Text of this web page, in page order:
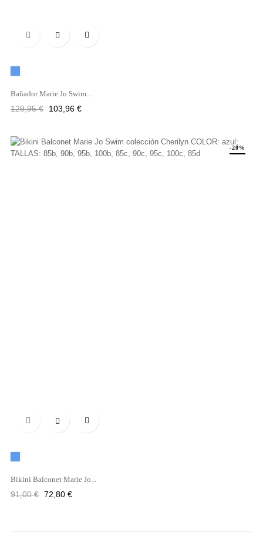

Bañador Marie Jo Swim...
Precio
129,95 € Precio
103,96 €

Bikini Balconet Marie Jo...
Precio
91,00 €
-20%
Precio
72,80 €